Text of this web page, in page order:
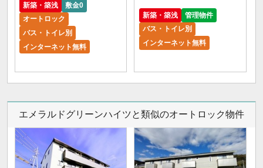
新築・築浅
敷金0
オートロック
バス・トイレ別
インターネット無料
新築・築浅
管理物件
バス・トイレ別
インターネット無料
エメラルドグリーンハイツと類似のオートロック物件